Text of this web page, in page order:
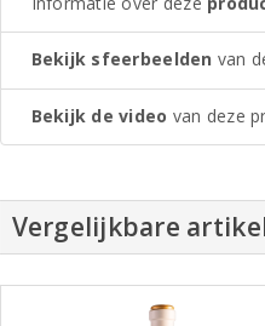
Bekijk sfeerbeelden van
Bekijk de video van deze
Vergelijkbare